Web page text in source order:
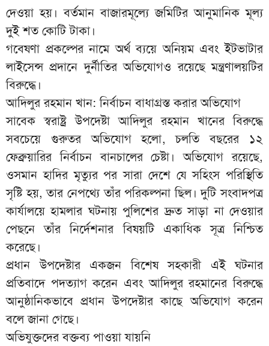
দেওয়া হয়। বর্তমান বাজারমূল্যে জমিটির আনুমানিক মূল্য
দুই শত কোটি টাকা।
গবেষণা প্রকল্পের নামে অর্থ ব্যয়ে অনিয়ম এবং ইটভাটার
লাইসেন্স প্রদানে দুর্নীতির অভিযোগও রয়েছে মন্ত্রণালয়টির
বিরুদ্ধে।
আদিলুর রহমান খান: নির্বাচন বাধাগ্রস্ত করার অভিযোগ
সাবেক স্বরাষ্ট্র উপদেষ্টা আদিলুর রহমান খানের বিরুদ্ধে
সবচেয়ে গুরুতর অভিযোগ হলো, চলতি বছরের ১২
ফেব্রুয়ারির নির্বাচন বানচালের চেষ্টা। অভিযোগ রয়েছে,
ওসমান হাদির মৃত্যুর পর সারা দেশে যে সহিংস পরিস্থিতি
সৃষ্টি হয়, তার নেপথ্যে তাঁর পরিকল্পনা ছিল। দুটি সংবাদপত্র
কার্যালয়ে হামলার ঘটনায় পুলিশের দ্রুত সাড়া না দেওয়ার
পেছনে তাঁর নির্দেশনার বিষয়টি একাধিক সূত্র নিশ্চিত
করেছে।
প্রধান উপদেষ্টার একজন বিশেষ সহকারী এই ঘটনার
প্রতিবাদে পদত্যাগ করেন এবং আদিলুর রহমানের বিরুদ্ধে
আনুষ্ঠানিকভাবে প্রধান উপদেষ্টার কাছে অভিযোগ করেন
বলে জানা গেছে।
অভিযুক্তদের বক্তব্য পাওয়া যায়নি